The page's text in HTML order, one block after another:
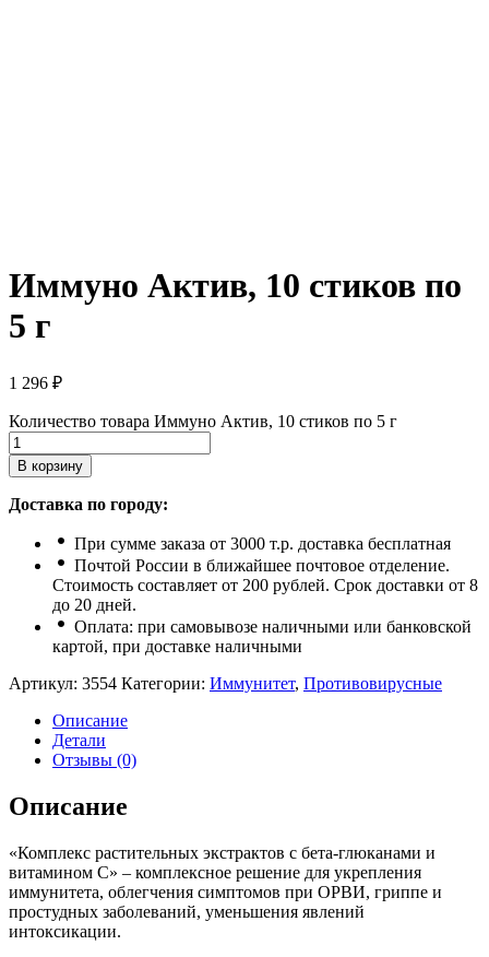
Иммуно Актив, 10 стиков по
5 г
1 296 ₽
Количество товара Иммуно Актив, 10 стиков по 5 г
В корзину
Доставка по городу:
При сумме заказа от 3000 т.р. доставка бесплатная
Почтой России в ближайшее почтовое отделение.
Стоимость составляет от 200 рублей. Срок доставки от 8
до 20 дней.
Оплата: при самовывозе наличными или банковской
картой, при доставке наличными
Артикул: 3554 Категории: Иммунитет, Противовирусные
Описание
Детали
Отзывы (0)
Описание
«Комплекс растительных экстрактов с бета-глюканами и
витамином С» – комплексное решение для укрепления
иммунитета, облегчения симптомов при ОРВИ, гриппе и
простудных заболеваний, уменьшения явлений
интоксикации.